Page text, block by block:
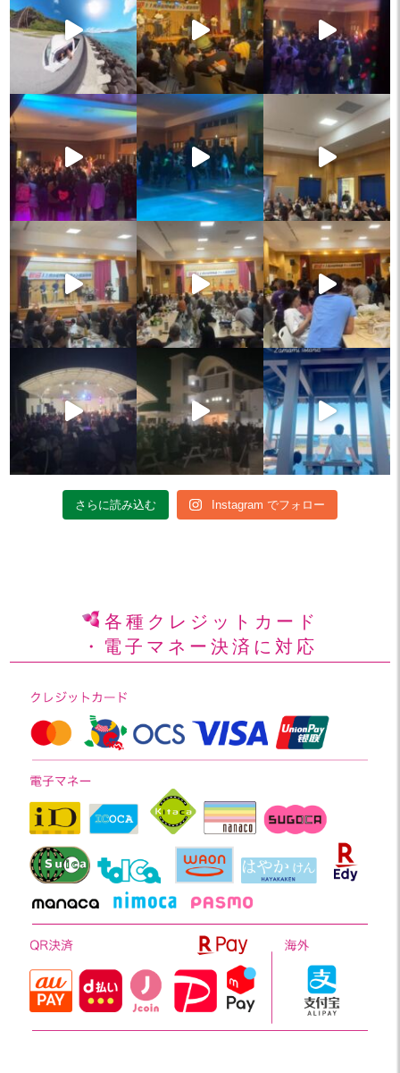
さらに読み込む Instagram でフォロー
各種クレジットカード
・電子マネー決済に対応